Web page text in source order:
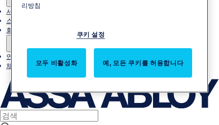
서비스
스토리
회사소개
연락처
채용
리방침
쿠키 설정
모두 비활성화 예, 모든 쿠키를 허용합니다